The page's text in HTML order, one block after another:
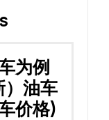
为例
）油车
价格)